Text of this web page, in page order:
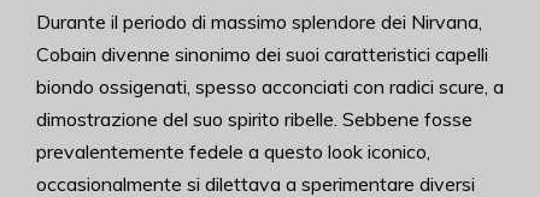
Durante il periodo di massimo splendore dei Nirvana,
Cobain divenne sinonimo dei suoi caratteristici capelli
biondo ossigenati, spesso acconciati con radici scure, a
dimostrazione del suo spirito ribelle. Sebbene fosse
prevalentemente fedele a questo look iconico,
occasionalmente si dilettava a sperimentare diversi